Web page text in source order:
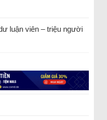
luận viên – triệu người